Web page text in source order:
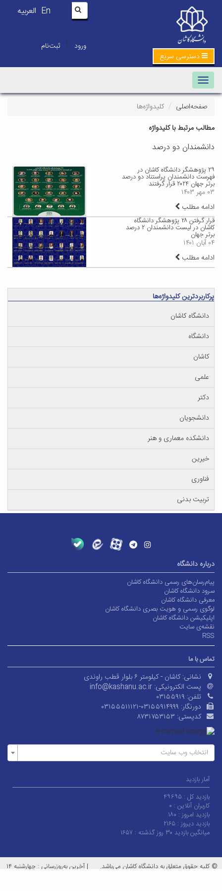
En العربیه
ورود | ثبت‌نام
دسترسی سریع
Toggle navigation
صفحه‌اصلی
کلیدواژه‌ها
مطالب مرتبط با کلیدواژه
دانشمندان دو درصد
۲۹ پژوهشگر دانشگاه کاشان در
فهرست دانشمندان پراستناد دو درصد
برتر جهان ۲۰۲۴ قرار گرفتند
۰۳ مهر ۱۴۰۳
ادامه مطلب
قرار گرفتن ۲۸ پژوهشگر دانشگاه
کاشان در لیست دانشمندان ۲ درصد
برتر جهان
۰۴ آبان ۱۴۰۱
ادامه مطلب
پرکاربردترین کلیدواژه‌ها
دانشگاه کاشان
دانشگاه
کاشان
علمی
دکتر
دانشجویان
دانشکده معماری و هنر
خیرین
فناوری
تربیت بدنی
درباره دانشگاه
پیام‌رسان‌های رسمی دانشگاه کاشان
سرود دانشگاه کاشان
معرفی دانشگاه کاشان
لوگوی رسمی و هویت بصری دانشگاه کاشان
اپلیکیشن دانشگاه کاشان
نقشه‌ی سایت
RSS
تماس با ما
نشانی: کاشان - کیلومتر ۶ بلوار قطب راوندی
پست الکترونیکی: info@kashanu.ac.ir
تلفن: ۰۳۱۵۵۹۱۹
دورنگار: ۰۳۱۵۵۵۱۱۱۲۱-۰۳۱۵۵۹۱۴۹۹۹
کدپستی: ۸۷۳۱۷۵۳۱۵۳
انتخاب وب سایت
آمار بازدید
بازدید کل : ۴۹۶۹۵
کاربران آنلاین : ۰
بازدید امروز : ۱۸۰
بازدید دیروز : ۲۱۶۵
میانگین بازدید ۳۰ روز گذشته :
۱۶۵۷
© کلیه حقوق متعلق به دانشگاه کاشان می‌باشد. |
آخرین به‌روزرسانی : چهارشنبه ۱۴